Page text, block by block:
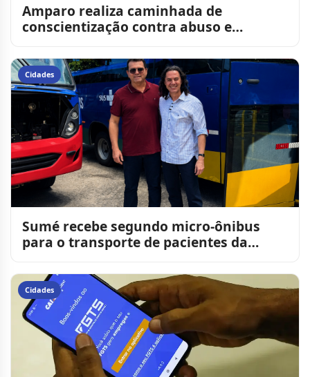
Amparo realiza caminhada de
conscientização contra abuso e
Cidades
Sumé recebe segundo micro-ônibus
para o transporte de pacientes da
Cidades